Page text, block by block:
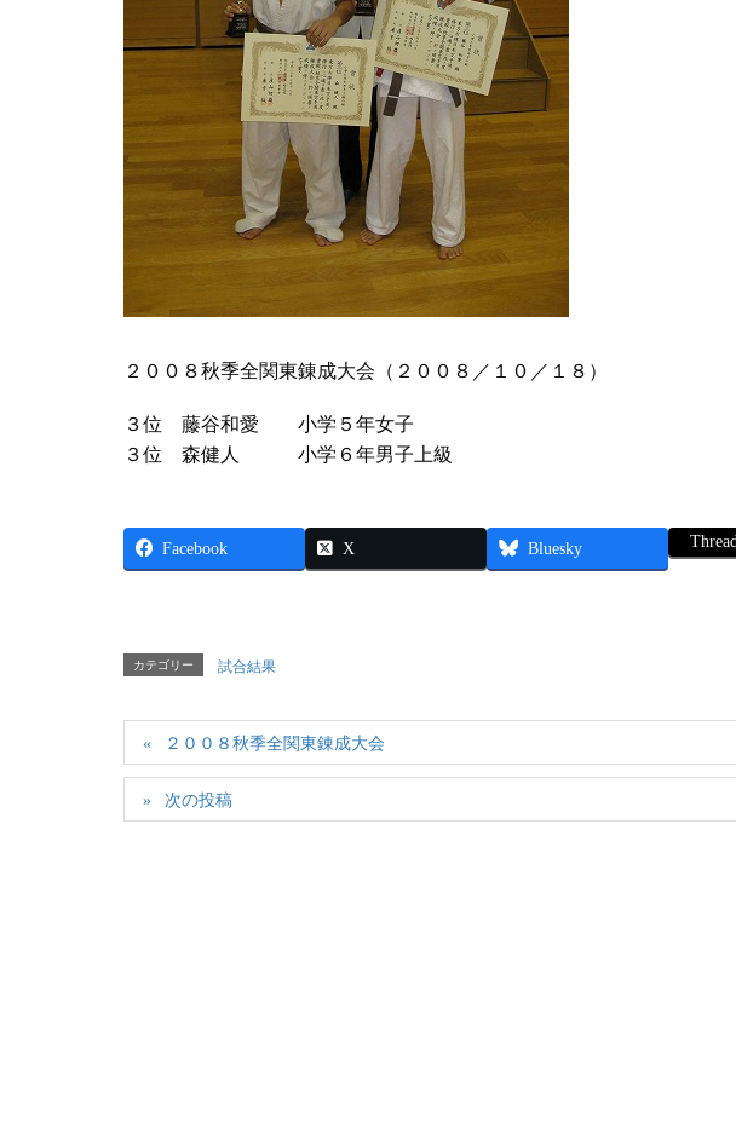
２００８秋季全関東錬成大会（２００８／１０／１８）
３位 藤谷和愛 小学５年女子
３位 森健人 小学６年男子上級
Facebook X Bluesky
カテゴリー 試合結果
２００８秋季全関東錬成大会
次の投稿